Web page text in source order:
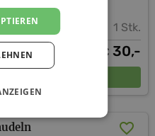
1 Stk.
€ 30,-